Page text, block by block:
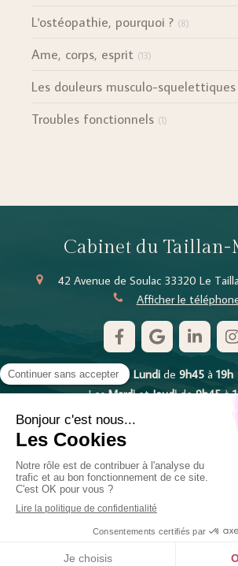
L'ostéopathie, pourquoi ? (8)
Ame, corps, esprit (13)
Les douleurs musculo-squelettiques
Troubles fonctionnels (1)
Cabinet du Taillan-
42 Avenue de Soulac 33320 Le
Afficher le
Le Lundi de 9h45 à 19h
LesMardietJeudide9h45à
Le Vendredi
Plan du site
©2018 Cabinet d'Ostéopathe
Création et référencement du site par Simplébo